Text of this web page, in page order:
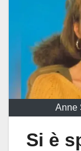
Anne
Si è